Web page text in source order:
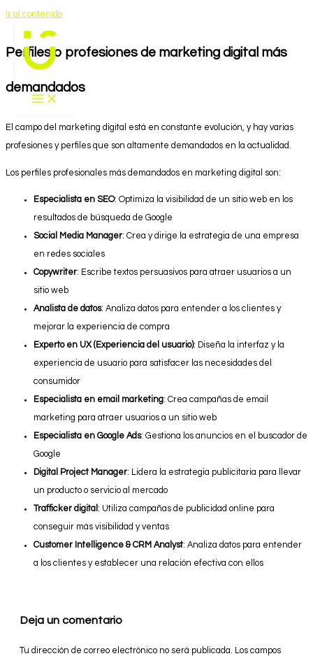
Ir al contenido
Perfiles o profesiones de marketing digital más
demandados
El campo del marketing digital está en constante evolución, y hay varias
profesiones y perfiles que son altamente demandados en la actualidad.
Los perfiles profesionales más demandados en marketing digital son:
Especialista en SEO: Optimiza la visibilidad de un sitio web en los
resultados de búsqueda de Google
Social Media Manager: Crea y dirige la estrategia de una empresa
en redes sociales
Copywriter: Escribe textos persuasivos para atraer usuarios a un
sitio web
Analista de datos: Analiza datos para entender a los clientes y
mejorar la experiencia de compra
Experto en UX (Experiencia del usuario): Diseña la interfaz y la
experiencia de usuario para satisfacer las necesidades del
consumidor
Especialista en email marketing: Crea campañas de email
marketing para atraer usuarios a un sitio web
Especialista en Google Ads: Gestiona los anuncios en el buscador de
Google
Digital Project Manager: Lidera la estrategia publicitaria para llevar
un producto o servicio al mercado
Trafficker digital : Utiliza campañas de publicidad online para
conseguir más visibilidad y ventas
Customer Intelligence & CRM Analyst: Analiza datos para entender
a los clientes y establecer una relación efectiva con ellos
Deja un comentario
Tu dirección de correo electrónico no será publicada.
Los campos